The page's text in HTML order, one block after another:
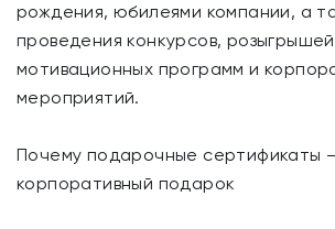
рождения, юбилеями компании, а
проведения конкурсов,
мотивационных программ и
мероприятий.
Почему подарочные сертификаты
корпоративный подарок